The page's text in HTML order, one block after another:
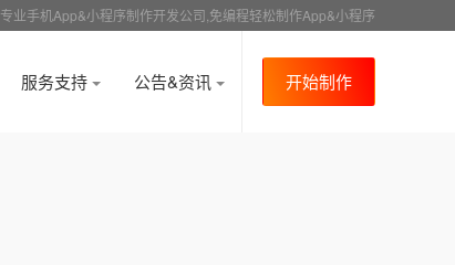
专业手机App&小程序制作开发公司,免编程轻松制作App&小程序
服务支持 公告&资讯 开始制作